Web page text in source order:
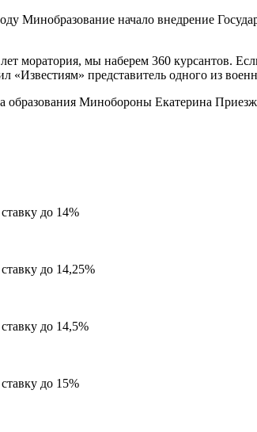
Минобразование начало внедрение
моратория, мы наберем 360 курсантов.
«Известиям» представитель одного из
образования Минобороны Екатерина
до 14%
до 14,25%
до 14,5%
до 15%